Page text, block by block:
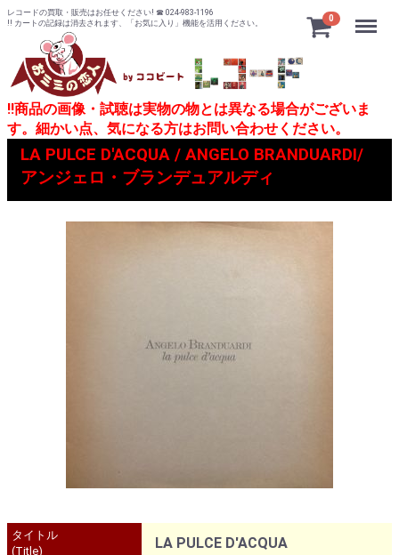
レコードの買取・販売はお任せください! ☎ 024-983-1196
!! カートの記録は消去されます、「お気に入り」機能を活用ください。
0 Menu
!!商品の画像・試聴は実物の物とは異なる場合がございま
す。細かい点、気になる方はお問い合わせください。
LA PULCE D'ACQUA / ANGELO BRANDUARDI/
アンジェロ・ブランデュアルディ
タイトル
(Title)
LA PULCE D'ACQUA